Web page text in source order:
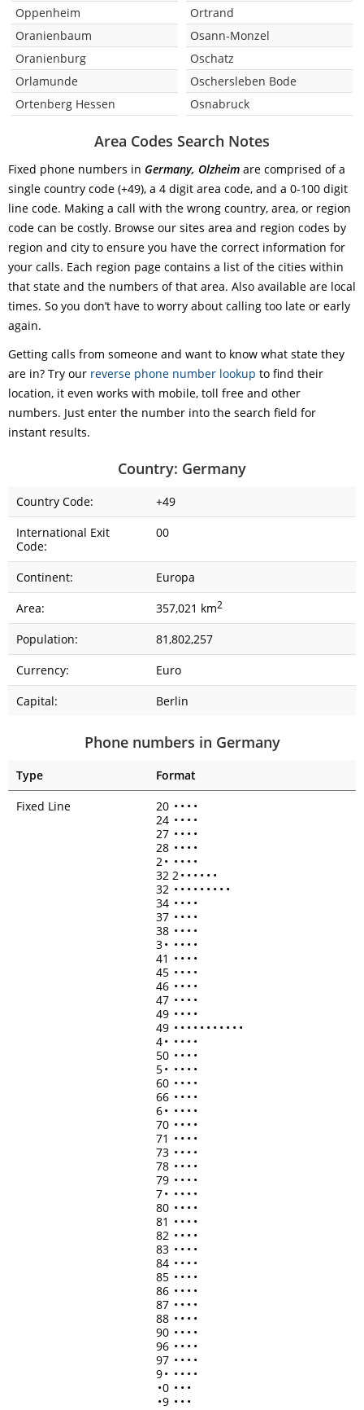
Oppenheim
Oranienbaum
Oranienburg
Orlamunde
Ortenberg Hessen
Ortrand
Osann-Monzel
Oschatz
Oschersleben Bode
Osnabruck
Area Codes Search Notes
Fixed phone numbers in Germany, Olzheim are comprised of a
single country code (+49), a 4 digit area code, and a 0-100 digit
line code. Making a call with the wrong country, area, or region
code can be costly. Browse our sites area and region codes by
region and city to ensure you have the correct information for
your calls. Each region page contains a list of the cities within
that state and the numbers of that area. Also available are local
times. So you don’t have to worry about calling too late or early
again.
Getting calls from someone and want to know what state they
are in? Try our reverse phone number lookup to find their
location, it even works with mobile, toll free and other
numbers. Just enter the number into the search field for
instant results.
Country: Germany
Country Code:
+49
International Exit
Code:
00
Continent:
Europa
Area:
357,021 km2
Population:
81,802,257
Currency:
Euro
Capital:
Berlin
Phone numbers in Germany
Type
Format
Fixed Line
20 • • • •
24 • • • •
27 • • • •
28 • • • •
2• • • • •
32 2• • • • • •
32 • • • • • • • • •
34 • • • •
37 • • • •
38 • • • •
3• • • • •
41 • • • •
45 • • • •
46 • • • •
47 • • • •
49 • • • •
49 • • • • • • • • • • •
4• • • • •
50 • • • •
5• • • • •
60 • • • •
66 • • • •
6• • • • •
70 • • • •
71 • • • •
73 • • • •
78 • • • •
79 • • • •
7• • • • •
80 • • • •
81 • • • •
82 • • • •
83 • • • •
84 • • • •
85 • • • •
86 • • • •
87 • • • •
88 • • • •
90 • • • •
96 • • • •
97 • • • •
9• • • • •
•0 • • •
•9 • • •